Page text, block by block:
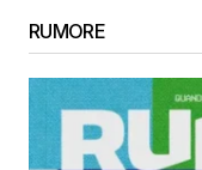
RUMORE